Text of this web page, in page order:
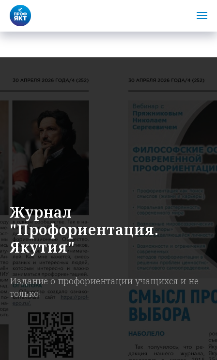
Журнал
"Профориентация.
Якутия"
Издание о профориентации учащихся и не
только!